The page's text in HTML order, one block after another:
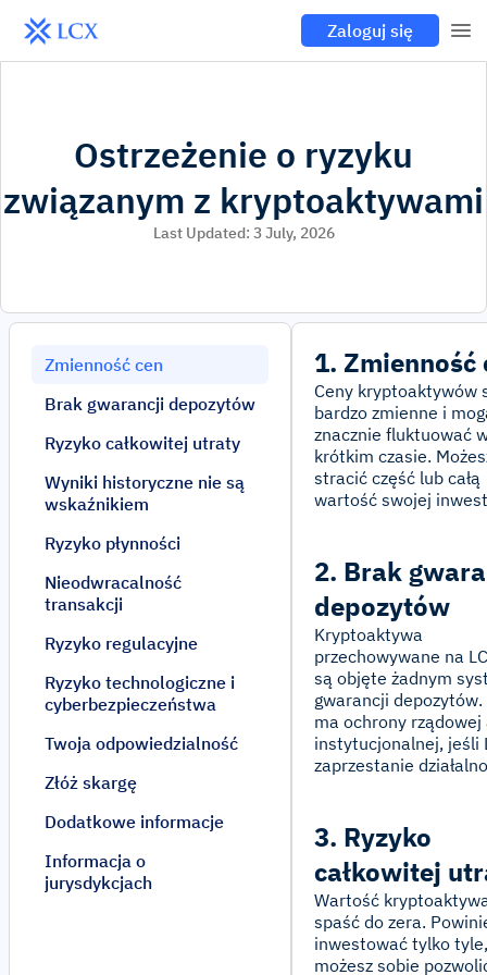
Zaloguj się
Ostrzeżenie o ryzyku
związanym z kryptoaktywami
Last Updated: 3 July, 2026
Zmienność cen
Brak gwarancji depozytów
Ryzyko całkowitej utraty
Wyniki historyczne nie są
wskaźnikiem
Ryzyko płynności
Nieodwracalność
transakcji
Ryzyko regulacyjne
Ryzyko technologiczne i
cyberbezpieczeństwa
Twoja odpowiedzialność
Złóż skargę
Dodatkowe informacje
Informacja o
jurysdykcjach
1. Zmienność
Ceny kryptoaktywów
bardzo zmienne i
znacznie fluktuować
krótkim czasie.
stracić część lub całą
wartość swojej
2. Brak
depozytów
Kryptoaktywa
przechowywane na
są objęte żadnym
gwarancji depozytów.
ma ochrony rządowej
instytucjonalnej, jeśli
zaprzestanie
3. Ryzyko
całkowitej
Wartość
spaść do zera.
inwestować tylko
możesz sobie